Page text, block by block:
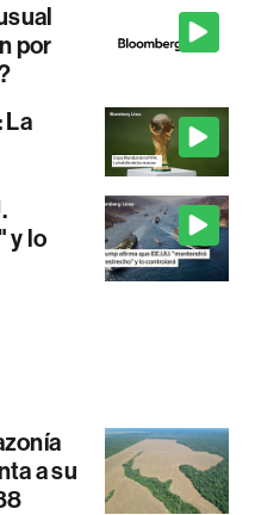
por
La
y lo
a su